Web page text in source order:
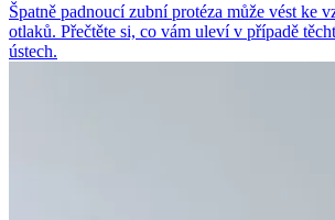
Špatně padnoucí zubní protéza může vést ke
otlaků. Přečtěte si, co vám uleví v případě
ústech.